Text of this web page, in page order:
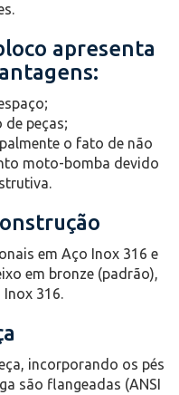
apresenta
de peças;
o fato de não
moto-bomba devido
em Aço Inox 316 e
em bronze (padrão),
316.
incorporando os pés
são flangeadas (ANSI